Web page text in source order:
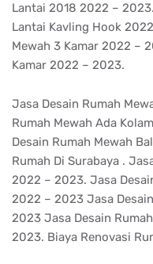
Lantai 2018 2022 –
Lantai Kavling Hook
Mewah 3 Kamar 2022 –
Kamar 2022 – 2023.
Jasa Desain Rumah
Rumah Mewah Ada
Desain Rumah Mewah
Rumah Di Surabaya .
2022 – 2023. Jasa
2022 – 2023 Jasa
2023 Jasa Desain
2023. Biaya Renovasi